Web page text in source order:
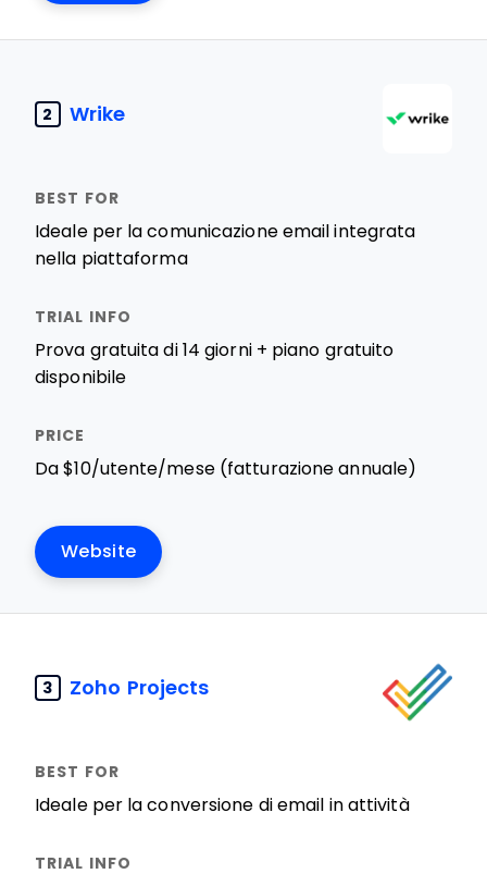
2 Wrike
Ideale per la comunicazione email integrata
nella piattaforma
Prova gratuita di 14 giorni + piano gratuito
disponibile
Da $10/utente/mese (fatturazione annuale)
Website
3 Zoho Projects
Ideale per la conversione di email in attività